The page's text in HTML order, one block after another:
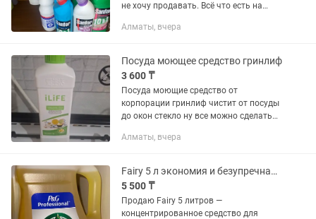
не хочу продавать. Всё что есть на
каждую открыть проверить. Был
Алматы, вчера
Посуда моющее средство гринлиф
3 600 ₸
Посуда моющие средство от
корпорации гринлиф чистит от посуды
до окон стекло ну все можно сделать
эко продукция
Алматы, вчера
Fairy 5 л экономия и безупречная чистота!
5 500 ₸
Продаю Fairy 5 литров —
концентрированное средство для